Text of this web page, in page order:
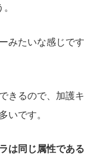
みたいな感じです
きるので、加護キ
いです。
は同じ属性である